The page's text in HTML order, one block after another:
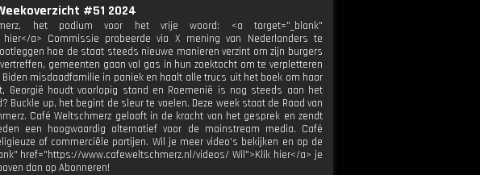
#51 2024
het podium voor het vrije woord: <a target="_blank"
hier</a> Commissie probeerde via X mening van Nederlanders te
hoe de staat steeds nieuwe manieren verzint om zijn burgers
gemeenten gaan vol gas in hun zoektocht om te verpletteren
misdaadfamilie in paniek en haalt alle trucs uit het boek om haar
houdt voorlopig stand en Roemenië is nog steeds aan het
Buckle up, het begint de sleur te voelen. Deze week staat de Raad van
Café Weltschmerz gelooft in de kracht van het gesprek en zendt
een hoogwaardig alternatief voor de mainstream media. Café
of commerciële partijen. Wil je meer video's bekijken en op de
href="https://www.cafeweltschmerz.nl/videos/ Wil">Klik hier</a> je
dan op Abonneren!